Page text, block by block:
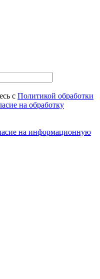
с Политикой обработки
на обработку
на информационную